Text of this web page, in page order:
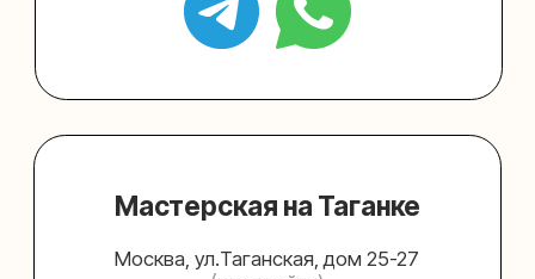
Услуги Блог
Каталог
Упаковать подарок
В личный кабинет